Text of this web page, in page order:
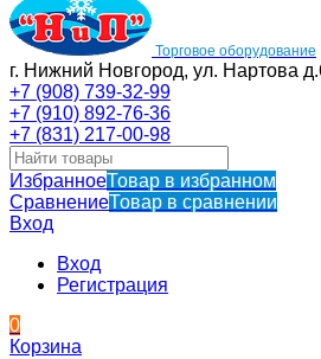
Торговое оборудование
г. Нижний Новгород, ул. Нартова
+7 (908) 739-32-99
+7 (910) 892-76-36
+7 (831) 217-00-98
ИзбранноеТовар в избранном
СравнениеТовар в сравнении
Вход
Вход
Регистрация
0
Корзина